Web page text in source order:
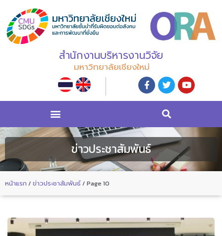
สำนักงานบริหารงานวิจัย
มหาวิทยาลัยเชียงใหม่
ข่าวประชาสัมพันธ์
หน้าแรก / ข่าวประชาสัมพันธ์/ Page 10